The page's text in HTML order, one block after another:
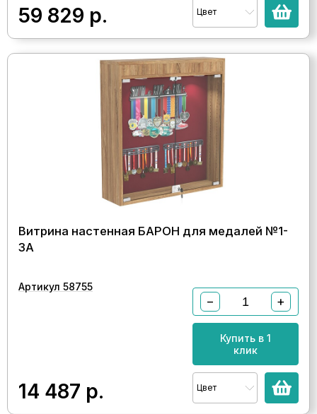
59 829 р. Цвет
Витрина настенная БАРОН для медалей №1-
3А
Артикул 58755
14 487 р.
− +
Купить в 1
клик
Цвет